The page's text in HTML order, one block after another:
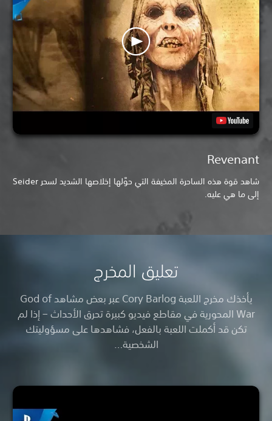
Revenant
شاهد قوة هذه الساحرة المخيفة التي حوَّلها إخلاصها الشديد لسحر Seider
إلى ما هي عليه.
تعليق المخرج
يأخذك مخرج اللعبة Cory Barlog عبر بعض مشاهد God of
War المحورية في مقاطع فيديو كبيرة تحرق الأحداث – إذا لم
تكن قد أكملت اللعبة بالفعل، فشاهدها على مسؤوليتك
الشخصية…